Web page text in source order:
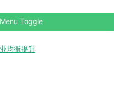
Menu Toggle
均衡提升